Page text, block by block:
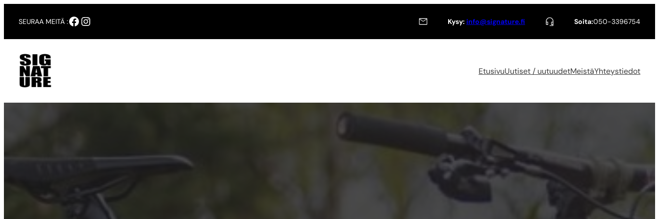
sisältöön
SEURAA MEITÄ :Facebook
Instagram Kysy: info@signature.fi Soita:050-3396754
EtusivuUutiset / uutuudetMeistäYhteystiedot